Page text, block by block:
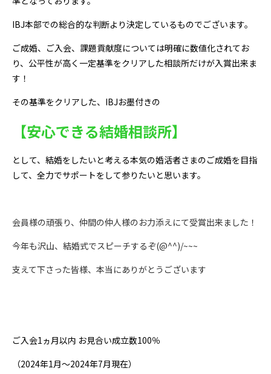
IBJ本部での総合的な判断より決定しているものでございます。
ご成婚、ご入会、課題貢献度については明確に数値化されてお
り、公平性が高く一定基準をクリアした相談所だけが入賞出来ま
す！
その基準をクリアした、IBJお墨付きの
【安心できる結婚相談所】
として、結婚をしたいと考える本気の婚活者さまのご成婚を目指
して、全力でサポートをして参りたいと思います。
会員様の頑張り、仲間の仲人様のお力添えにて受賞出来ました！
今年も沢山、結婚式でスピーチするぞ(@^^)/~~~
支えて下さった皆様、本当にありがとうございます
ご入会1ヵ月以内 お見合い成立数100％
（2024年1月〜2024年7月現在）